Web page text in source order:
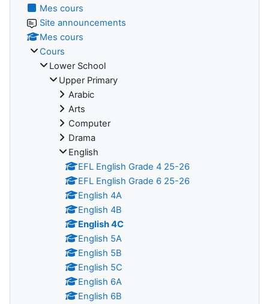
Mes cours
Site announcements
Mes cours
Cours
Lower School
Upper Primary
Arabic
Arts
Computer
Drama
English
EFL English Grade 4 25-26
EFL English Grade 6 25-26
English 4A
English 4B
English 4C
English 5A
English 5B
English 5C
English 6A
English 6B